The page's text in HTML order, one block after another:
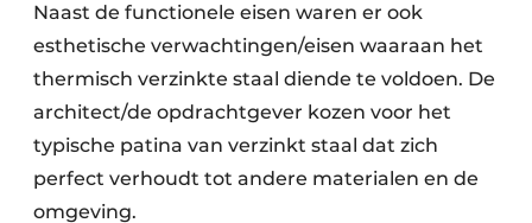
Naast de functionele eisen waren er ook
esthetische verwachtingen/eisen waaraan het
thermisch verzinkte staal diende te voldoen. De
architect/de opdrachtgever kozen voor het
typische patina van verzinkt staal dat zich
perfect verhoudt tot andere materialen en de
omgeving.